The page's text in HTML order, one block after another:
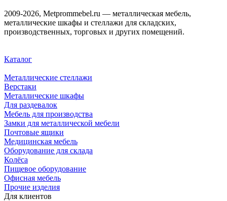
2009-2026, Metprommebel.ru — металлическая мебель,
металлические шкафы и стеллажи для складских,
производственных, торговых и других помещений.
Каталог
Металлические стеллажи
Верстаки
Металлические шкафы
Для раздевалок
Мебель для производства
Замки для металлической мебели
Почтовые ящики
Медицинская мебель
Оборудование для склада
Колёса
Пищевое оборудование
Офисная мебель
Прочие изделия
Для клиентов